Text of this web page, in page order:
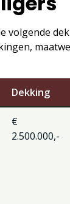
volgende
Dekking
€
2.500.000,-